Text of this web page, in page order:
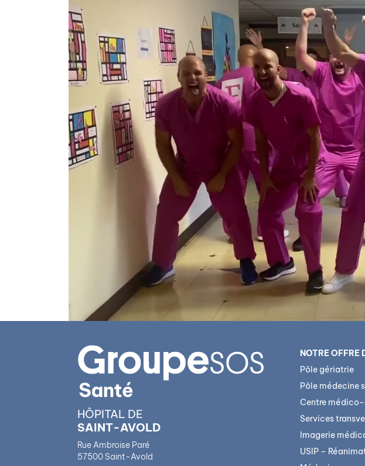
HÔPITAL DE
SAINT-AVOLD
Rue Ambroise Paré
57500 Saint-Avold
NOTRE OFFRE
Pôle gériatrie
Pôle médecine
Centre
Services
Imagerie
USIP –